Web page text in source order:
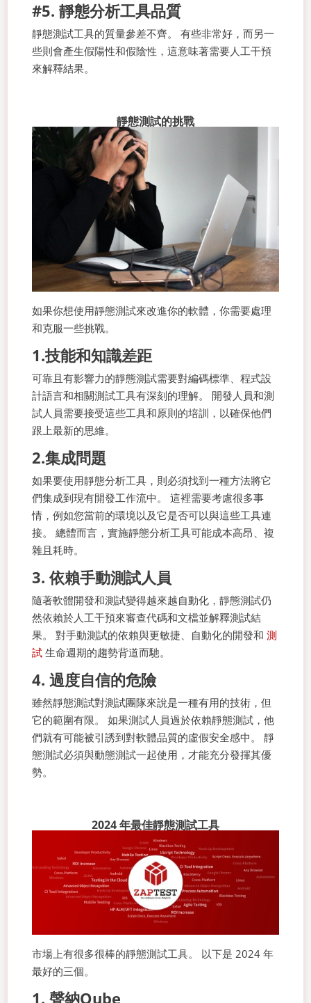
#5. 靜態分析工具品質
靜態測試工具的質量參差不齊。 有些非常好，而另一
些則會產生假陽性和假陰性，這意味著需要人工干預
來解釋結果。
靜態測試的挑戰
如果你想使用靜態測試來改進你的軟體，你需要處理
和克服一些挑戰。
1.技能和知識差距
可靠且有影響力的靜態測試需要對編碼標準、程式設
計語言和相關測試工具有深刻的理解。 開發人員和測
試人員需要接受這些工具和原則的培訓，以確保他們
跟上最新的思維。
2.集成問題
如果要使用靜態分析工具，則必須找到一種方法將它
們集成到現有開發工作流中。 這裡需要考慮很多事
情，例如您當前的環境以及它是否可以與這些工具連
接。 總體而言，實施靜態分析工具可能成本高昂、複
雜且耗時。
3. 依賴手動測試人員
隨著軟體開發和測試變得越來越自動化，靜態測試仍
然依賴於人工干預來審查代碼和文檔並解釋測試結
果。 對手動測試的依賴與更敏捷、自動化的開發和測
試 生命週期的趨勢背道而馳。
4. 過度自信的危險
雖然靜態測試對測試團隊來說是一種有用的技術，但
它的範圍有限。 如果測試人員過於依賴靜態測試，他
們就有可能被引誘到對軟體品質的虛假安全感中。 靜
態測試必須與動態測試一起使用，才能充分發揮其優
勢。
2024 年最佳靜態測試工具
市場上有很多很棒的靜態測試工具。 以下是 2024 年
最好的三個。
1. 聲納Qube